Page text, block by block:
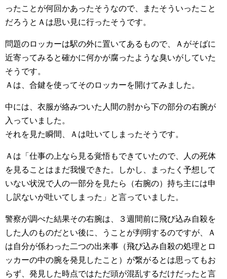
ったことが何回かあったそうなので、またそういったこと
だろうとＡは思い見に行ったそうです。
問題のロッカーは駅の外に置いてあるもので、Ａがそばに
近寄ってみると確かに何かが腐ったような臭いがしていた
そうです。
Ａは、合鍵を使ってそのロッカーを開けてみました。
中には、衣服が絡みついた人間の肘から下の部分の右腕が
入っていました。
それを見た瞬間、Ａは吐いてしまったそうです。
Ａは「仕事の上なら見る覚悟もできていたので、人の死体
を見ることはまだ我慢できた。しかし、まったく予想して
いない状況で人の一部分を見たら（右腕の）持ち主には申
し訳ないが吐いてしまった」と言っていました。
警察が調べた結果その右腕は、３週間前に飛び込み自殺を
した人のものだとい後に、うことが判明するのですが、Ａ
は自分が係わった二つの出来事（飛び込み自殺の処理とロ
ッカーの中の腕を発見したこと）が繋がるとは思ってもお
らず、発見した時点ではただ頭が混乱するだけだったと言